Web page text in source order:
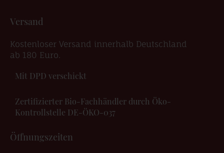
Versand
Kostenloser Versand innerhalb Deutschland
ab 180 Euro.
Mit DPD verschickt
Zertifizierter Bio-Fachhändler durch Öko-
Kontrollstelle DE-ÖKO-037
Öffnungszeiten